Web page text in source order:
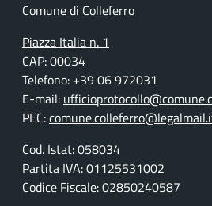
Comune di Colleferro
Piazza Italia n. 1
CAP: 00034
Telefono: +39 06 972031
E-mail:
PEC:
Cod. Istat: 058034
Partita IVA: 01125531002
Codice Fiscale: 02850240587